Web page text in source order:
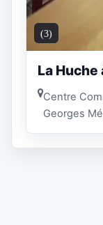
(3)
La Huche
Centre
Georges